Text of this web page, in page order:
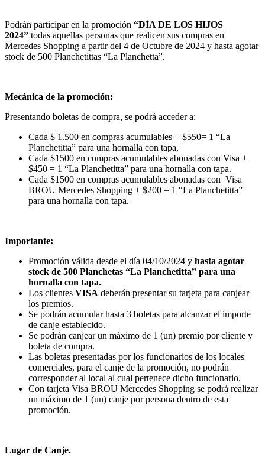
Podrán participar en la promoción “DÍA DE LOS HIJOS
2024” todas aquellas personas que realicen sus compras en
Mercedes Shopping a partir del 4 de Octubre de 2024 y hasta agotar
stock de 500 Planchetittas “La Planchetta”.
Mecánica de la promoción:
Presentando boletas de compra, se podrá acceder a:
Cada $ 1.500 en compras acumulables + $550= 1 “La
Planchetitta” para una hornalla con tapa,
Cada $1500 en compras acumulables abonadas con Visa +
$450 = 1 “La Planchetitta” para una hornalla con tapa.
Cada $1500 en compras acumulables abonadas con Visa
BROU Mercedes Shopping + $200 = 1 “La Planchetitta”
para una hornalla con tapa.
Importante:
Promoción válida desde el día 04/10/2024 y hasta agotar
stock de 500 Planchetas “La Planchetitta” para una
hornalla con tapa.
Los clientes VISA deberán presentar su tarjeta para canjear
los premios.
Se podrán acumular hasta 3 boletas para alcanzar el importe
de canje establecido.
Se podrán canjear un máximo de 1 (un) premio por cliente y
boleta de compra.
Las boletas presentadas por los funcionarios de los locales
comerciales, para el canje de la promoción, no podrán
corresponder al local al cual pertenece dicho funcionario.
Con tarjeta Visa BROU Mercedes Shopping se podrá realizar
un máximo de 1 (un) canje por persona dentro de esta
promoción.
Lugar de Canje.